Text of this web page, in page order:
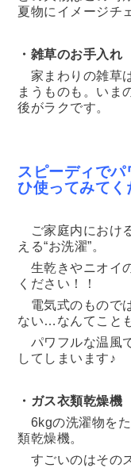
夏物にイメージチ
・雑草のお手入れ
家まわりの雑草
まうものも。いま
後がラクです。
スピーディで
ひ使ってみてく
ご家庭内におけ
える“お洗濯”。
生乾きやニオイ
ください！！
電気式のもので
ない…なんてこと
パワフルな温風
してしまいます♪
・ガス衣類乾燥機
6kgの洗濯物をた
類乾燥機。
すごいのはその